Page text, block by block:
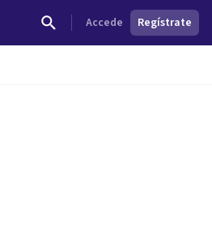
Accede Regístrate